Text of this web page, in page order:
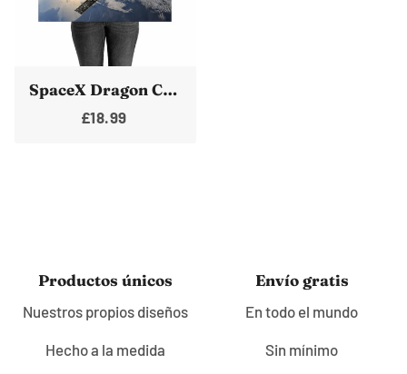
SpaceX Dragon Capsule *Póster* Estación espacial internacional sobre la Tierra
£18.99
Productos únicos
Nuestros propios diseños
Hecho a la medida
Envío gratis
En todo el mundo
Sin mínimo